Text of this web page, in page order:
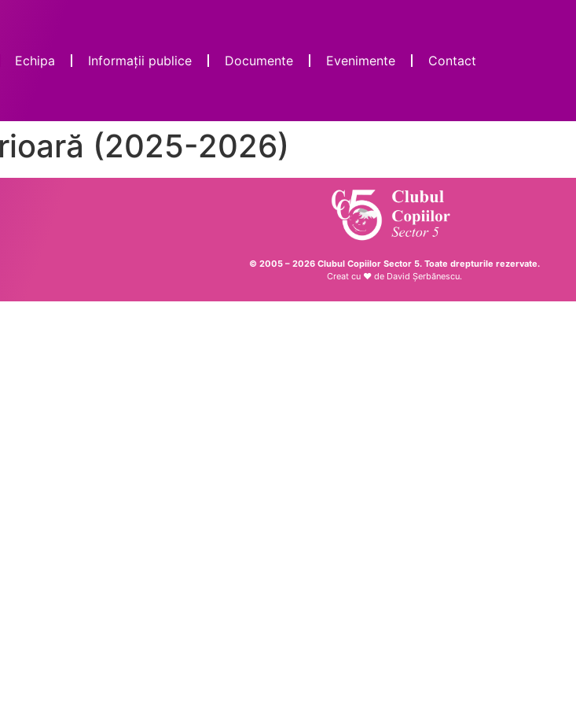
Echipa Informații publice Documente Evenimente Contact
(2025-2026)
© 2005 – 2026 Clubul Copiilor Sector 5. Toate drepturile rezervate.
Creat cu ♥ de David Șerbănescu.